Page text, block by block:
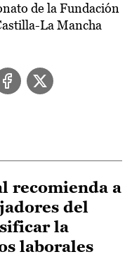
de la Fundación
La Mancha
recomienda a
del
la
laborales